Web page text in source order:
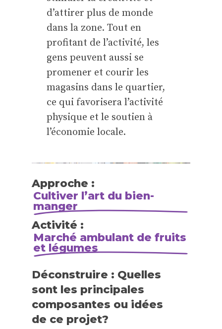
d’attirer plus de monde
dans la zone. Tout en
profitant de l’activité, les
gens peuvent aussi se
promener et courir les
magasins dans le quartier,
ce qui favorisera l’activité
physique et le soutien à
l’économie locale.
Approche :
Cultiver l’art du bien-
manger
Activité :
Marché ambulant de fruits
et légumes
Déconstruire : Quelles
sont les principales
composantes ou idées
de ce projet?